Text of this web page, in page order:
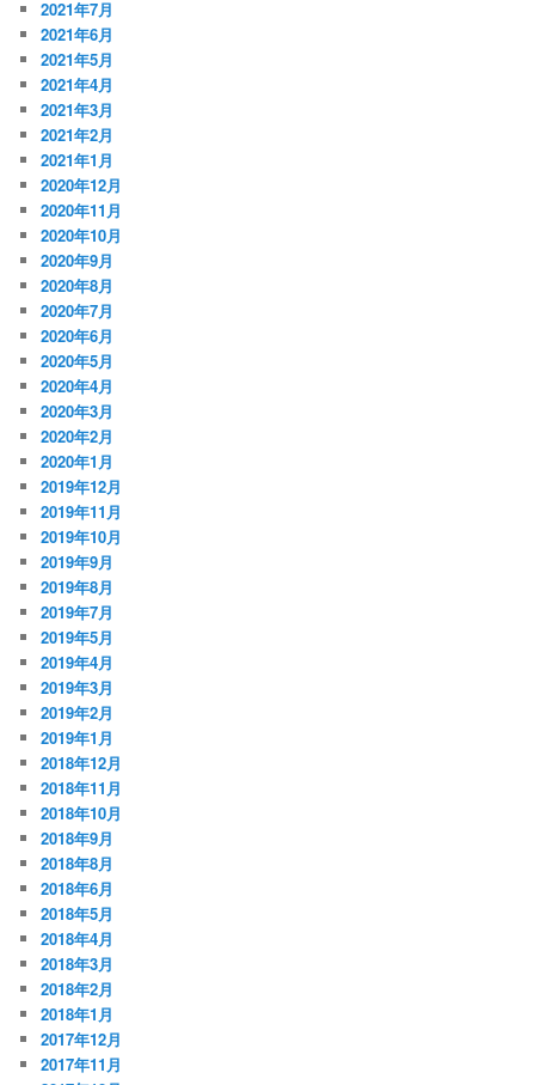
2021年7月
2021年6月
2021年5月
2021年4月
2021年3月
2021年2月
2021年1月
2020年12月
2020年11月
2020年10月
2020年9月
2020年8月
2020年7月
2020年6月
2020年5月
2020年4月
2020年3月
2020年2月
2020年1月
2019年12月
2019年11月
2019年10月
2019年9月
2019年8月
2019年7月
2019年5月
2019年4月
2019年3月
2019年2月
2019年1月
2018年12月
2018年11月
2018年10月
2018年9月
2018年8月
2018年6月
2018年5月
2018年4月
2018年3月
2018年2月
2018年1月
2017年12月
2017年11月